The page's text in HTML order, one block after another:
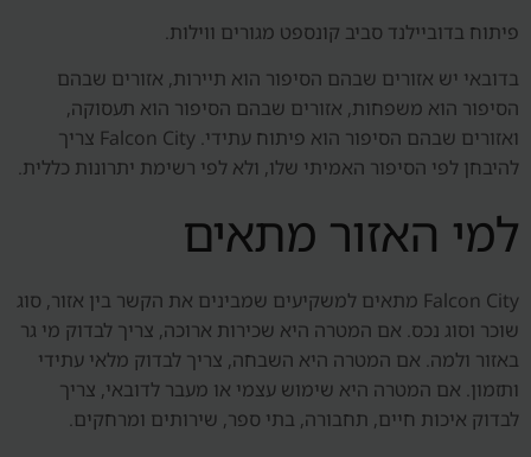
פיתוח בדוביילנד סביב קונספט מגורים ווילות.
בדובאי יש אזורים שבהם הסיפור הוא תיירות, אזורים שבהם
הסיפור הוא משפחות, אזורים שבהם הסיפור הוא תעסוקה,
ואזורים שבהם הסיפור הוא פיתוח עתידי. Falcon City צריך
להיבחן לפי הסיפור האמיתי שלו, ולא לפי רשימת יתרונות כללית.
למי האזור מתאים
Falcon City מתאים למשקיעים שמבינים את הקשר בין אזור, סוג
שוכר וסוג נכס. אם המטרה היא שכירות ארוכה, צריך לבדוק מי גר
באזור ולמה. אם המטרה היא השבחה, צריך לבדוק מלאי עתידי
ותזמון. אם המטרה היא שימוש עצמי או מעבר לדובאי, צריך
לבדוק איכות חיים, תחבורה, בתי ספר, שירותים ומרחקים.